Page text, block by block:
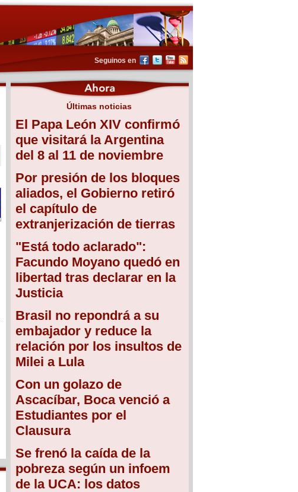
Seguinos en
Últimas noticias
El Papa León XIV confirmó
que visitará la Argentina
del 8 al 11 de noviembre
Por presión de los bloques
aliados, el Gobierno retiró
el capítulo de
extranjerización de tierras
"Está todo aclarado":
Facundo Moyano quedó en
libertad tras declarar en la
Justicia
Brasil no repondrá a su
embajador y reduce la
relación por los insultos de
Milei a Lula
Con un golazo de
Ascacíbar, Boca venció a
Estudiantes por el
Clausura
Se frenó la caída de la
pobreza según un infoem
de la UCA: los datos